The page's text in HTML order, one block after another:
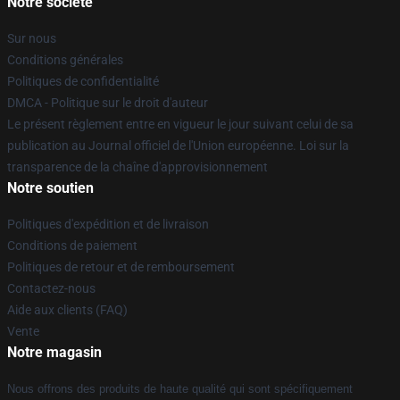
Sur nous
Conditions générales
Politiques de confidentialité
DMCA - Politique sur le droit d'auteur
Le présent règlement entre en vigueur le jour suivant celui de sa
publication au Journal officiel de l'Union européenne. Loi sur la
transparence de la chaîne d'approvisionnement
Notre soutien
Politiques d'expédition et de livraison
Conditions de paiement
Politiques de retour et de remboursement
Contactez-nous
Aide aux clients (FAQ)
Vente
Notre magasin
Nous offrons des produits de haute qualité qui sont spécifiquement